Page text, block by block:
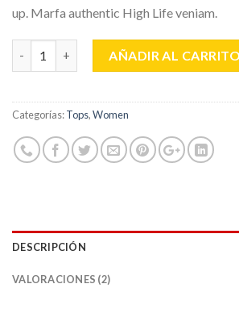
up. Marfa authentic High Life veniam.
AÑADIR AL CARRITO
Categorías:Tops,Women
DESCRIPCIÓN
VALORACIONES (2)